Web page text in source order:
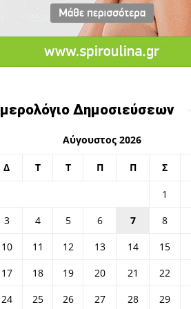
Δημοσιεύσεων
Αύγουστος 2026
Δ Τ Τ Π Π Σ
1
3
4 5 6 7 8
10
11 12 13 14 15
17
18 19 20 21 22
24
25 26 27 28 29